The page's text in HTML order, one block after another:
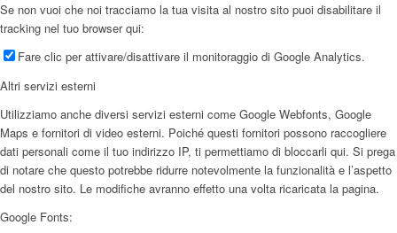
Se non vuoi che noi tracciamo la tua visita al nostro sito puoi disabilitare il
tracking nel tuo browser qui:
Fare clic per attivare/disattivare il monitoraggio di Google Analytics.
Altri servizi esterni
Utilizziamo anche diversi servizi esterni come Google Webfonts, Google
Maps e fornitori di video esterni. Poiché questi fornitori possono raccogliere
dati personali come il tuo indirizzo IP, ti permettiamo di bloccarli qui. Si prega
di notare che questo potrebbe ridurre notevolmente la funzionalità e l’aspetto
del nostro sito. Le modifiche avranno effetto una volta ricaricata la pagina.
Google Fonts: